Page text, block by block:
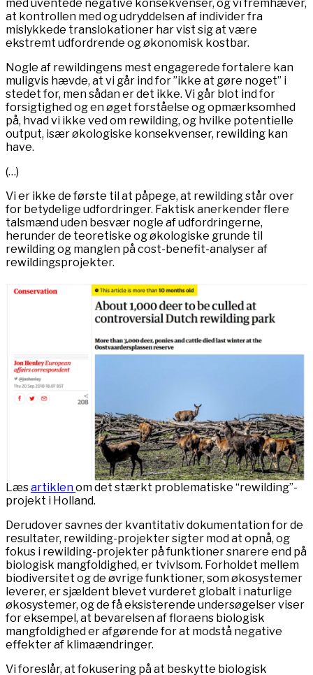
med uventede negative konsekvenser, og vi fremhæver,
at kontrollen med og udryddelsen af ​​individer fra
mislykkede translokationer har vist sig at være
ekstremt udfordrende og økonomisk kostbar.
Nogle af rewildingens mest engagerede fortalere kan
muligvis hævde, at vi går ind for ”ikke at gøre noget” i
stedet for, men sådan er det ikke. Vi går blot ind for
forsigtighed og en øget forståelse og opmærksomhed
på, hvad vi ikke ved om rewilding, og hvilke potentielle
output, især økologiske konsekvenser, rewilding kan
have.
(…)
Vi er ikke de første til at påpege, at rewilding står over
for betydelige udfordringer. Faktisk anerkender flere
talsmænd uden besvær nogle af udfordringerne,
herunder de teoretiske og økologiske grunde til
rewilding og manglen på cost-benefit-analyser af
rewildingsprojekter.
Læsartiklenom det stærkt problematiske “rewilding”-
projekt i Holland.
Derudover savnes der kvantitativ dokumentation for de
resultater, rewilding-projekter sigter mod at opnå, og
fokus i rewilding-projekter på funktioner snarere end på
biologisk mangfoldighed, er tvivlsom. Forholdet mellem
biodiversitet og de øvrige funktioner, som økosystemer
leverer, er sjældent blevet vurderet globalt i naturlige
økosystemer, og de få eksisterende undersøgelser viser
for eksempel, at bevarelsen af ​​floraens biologisk
mangfoldighed er afgørende for at modstå negative
effekter af klimaændringer.
Vi foreslår, at fokusering på at beskytte biologisk